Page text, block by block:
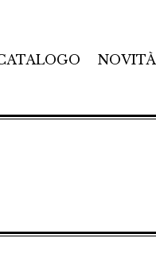
NOVITÀ